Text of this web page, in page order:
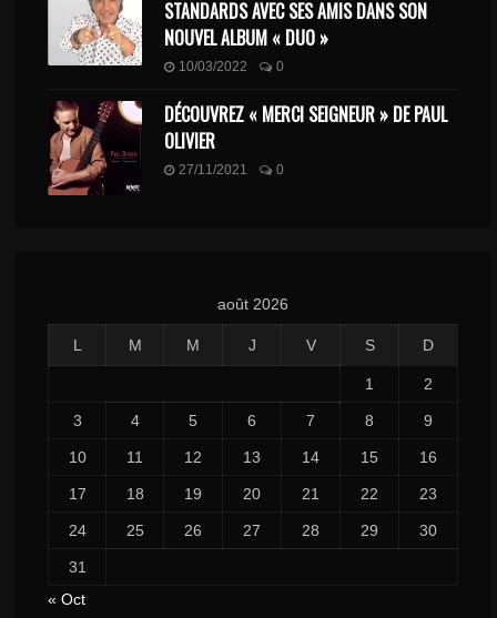
STANDARDS AVEC SES AMIS DANS SON
NOUVEL ALBUM « DUO »
10/03/2022 0
DÉCOUVREZ « MERCI SEIGNEUR » DE PAUL
OLIVIER
27/11/2021 0
août 2026
L M M J V S D
1 2
3 4 5 6 7 8 9
10 11 12 13 14 15 16
17 18 19 20 21 22 23
24 25 26 27 28 29 30
31
« Oct